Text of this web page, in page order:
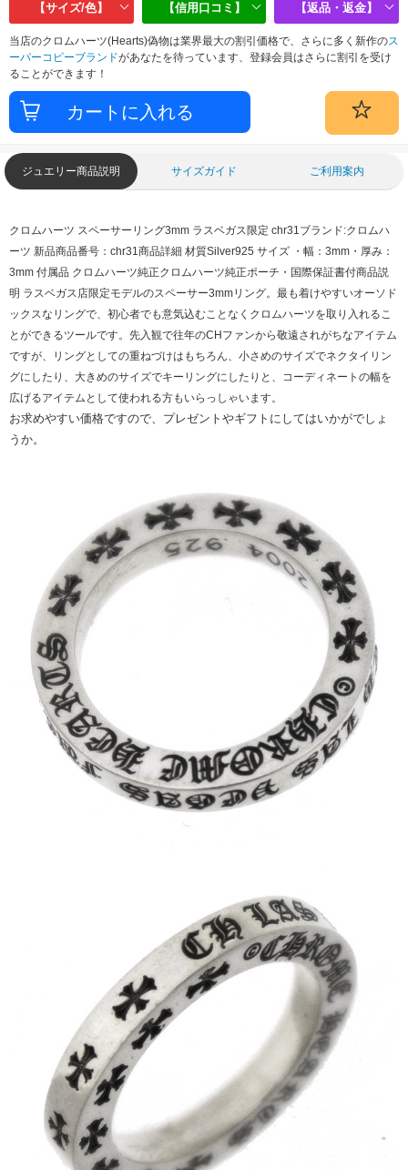
【サイズ/色】 【信用口コミ】 【返品・返金】
当店のクロムハーツ(Hearts)偽物は業界最大の割引価格で、さらに多く新作のス
ーパーコピーブランドがあなたを待っています、登録会員はさらに割引を受け
ることができます！
ジュエリー商品説明 サイズガイド ご利用案内
クロムハーツ スペーサーリング3mm ラスベガス限定 chr31ブランド:クロムハ
ーツ 新品商品番号：chr31商品詳細 材質Silver925 サイズ ・幅：3mm・厚み：
3mm 付属品 クロムハーツ純正クロムハーツ純正ポーチ・国際保証書付商品説
明 ラスベガス店限定モデルのスペーサー3mmリング。最も着けやすいオーソド
ックスなリングで、初心者でも意気込むことなくクロムハーツを取り入れるこ
とができるツールです。 先入観で往年のCHファンから敬遠されがちなアイテム
ですが、リングとしての重ねづけはもちろん、小さめのサイズでネクタイリン
グにしたり、大きめのサイズでキーリングにしたりと、コーディネートの幅を
広げるアイテムとして使われる方もいらっしゃいます。
お求めやすい価格ですので、プレゼントやギフトにしてはいかがでしょ
うか。